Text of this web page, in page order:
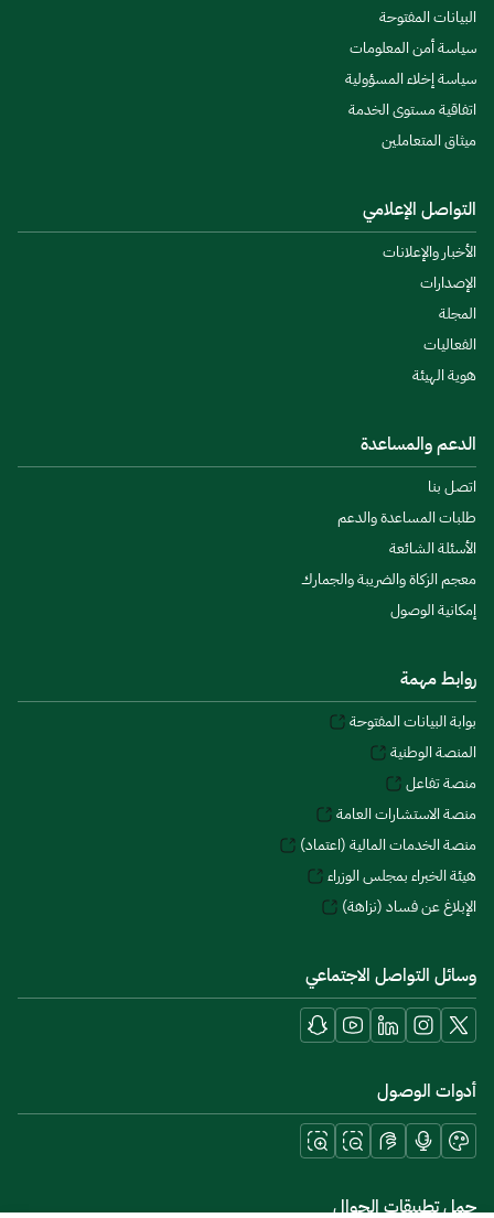
البيانات المفتوحة
سياسة أمن المعلومات
سياسة إخلاء المسؤولية
اتفاقية مستوى الخدمة
ميثاق المتعاملين
التواصل الإعلامي
الأخبار والإعلانات
الإصدارات
المجلة
الفعاليات
هوية الهيئة
الدعم والمساعدة
اتصل بنا
طلبات المساعدة والدعم
الأسئلة الشائعة
معجم الزكاة والضريبة والجمارك
إمكانية الوصول
روابط مهمة
بوابة البيانات المفتوحة
المنصة الوطنية
منصة تفاعل
منصة الاستشارات العامة
منصة الخدمات المالية (اعتماد)
هيئة الخبراء بمجلس الوزراء
الإبلاغ عن فساد (نزاهة)
وسائل التواصل الاجتماعي
أدوات الوصول
حمل تطبيقات الجوال